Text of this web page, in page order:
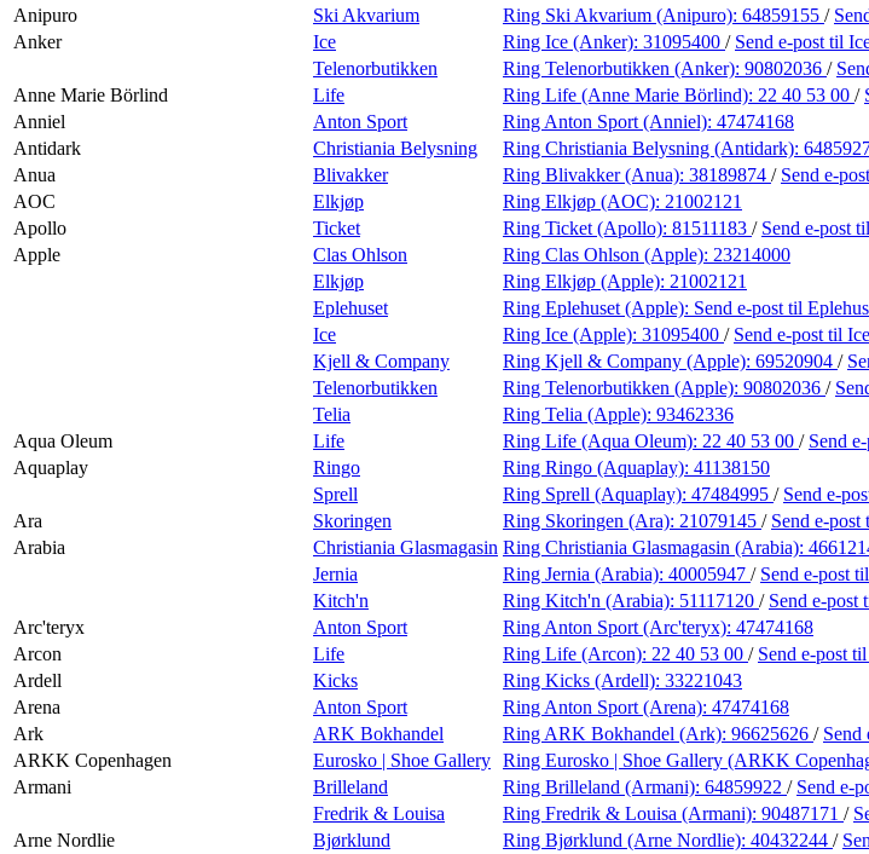
Anipuro
Ski Akvarium Ring Ski Akvarium (Anipuro): 64859155 /
Anker
Ice Ring Ice (Anker): 31095400 / Send e-post til
Telenorbutikken
Ring Telenorbutikken (Anker): 90802036 /
Anne Marie Börlind
Life Ring Life (Anne Marie Börlind): 22 40 53 00 /
Anniel
Anton Sport Ring Anton Sport (Anniel): 47474168
Antidark
Christiania Belysning Ring Christiania Belysning (Antidark):
Anua
Blivakker Ring Blivakker (Anua): 38189874 / Send e-post
AOC
Elkjøp Ring Elkjøp (AOC): 21002121
Apollo
Ticket Ring Ticket (Apollo): 81511183 / Send e-post
Apple
Clas Ohlson Ring Clas Ohlson (Apple): 23214000
Elkjøp
Ring Elkjøp (Apple): 21002121
Eplehuset
Ring Eplehuset (Apple): Send e-post til
Ice
Ring Ice (Apple): 31095400 / Send e-post til
Kjell & Company
Ring Kjell & Company (Apple): 69520904 /
Telenorbutikken
Ring Telenorbutikken (Apple): 90802036 /
Telia
Ring Telia (Apple): 93462336
Aqua Oleum
Life Ring Life (Aqua Oleum): 22 40 53 00 / Send
Aquaplay
Ringo Ring Ringo (Aquaplay): 41138150
Sprell
Ring Sprell (Aquaplay): 47484995 / Send e-
Ara
Skoringen Ring Skoringen (Ara): 21079145 / Send e-post
Arabia
Christiania Glasmagasin Ring Christiania Glasmagasin (Arabia):
Jernia
Ring Jernia (Arabia): 40005947 / Send e-post
Kitch'n
Ring Kitch'n (Arabia): 51117120 / Send e-post
Arc'teryx
Anton Sport Ring Anton Sport (Arc'teryx): 47474168
Arcon
Life Ring Life (Arcon): 22 40 53 00 / Send e-post til
Ardell
Kicks Ring Kicks (Ardell): 33221043
Arena
Anton Sport Ring Anton Sport (Arena): 47474168
Ark
ARK Bokhandel Ring ARK Bokhandel (Ark): 96625626 / Send
ARKK Copenhagen
Eurosko | Shoe Gallery Ring Eurosko | Shoe Gallery (ARKK
Armani
Brilleland Ring Brilleland (Armani): 64859922 / Send e-
Fredrik & Louisa
Ring Fredrik & Louisa (Armani): 90487171 /
Arne Nordlie
Bjørklund Ring Bjørklund (Arne Nordlie): 40432244 /